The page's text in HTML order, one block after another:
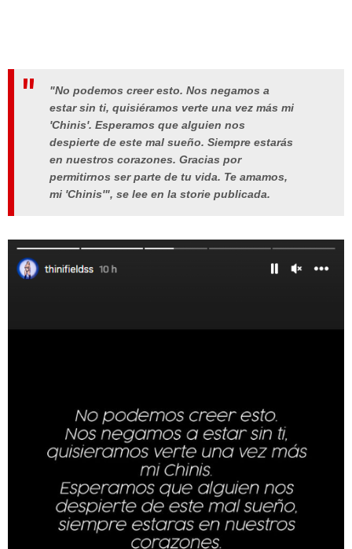
"No podemos creer esto. Nos negamos a
estar sin ti, quisiéramos verte una vez más mi
'Chinis'. Esperamos que alguien nos
despierte de este mal sueño. Siempre estarás
en nuestros corazones. Gracias por
permitirnos ser parte de tu vida. Te amamos,
mi 'Chinis'", se lee en la storie publicada.